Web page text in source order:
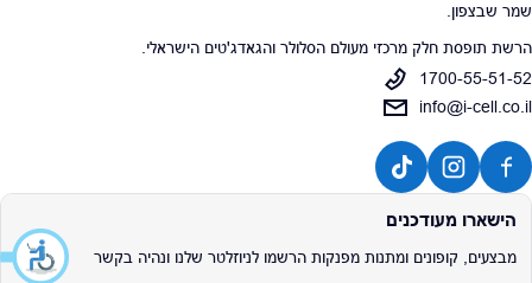
שמר שבצפון.
הרשת תופסת חלק מרכזי מעולם הסלולר והגאדג'טים הישראלי.
1700-55-51-52
info@i-cell.co.il
הישארו מעודכנים
מבצעים, קופונים ומתנות מפנקות הרשמו לניוזלטר שלנו ונהיה בקשר